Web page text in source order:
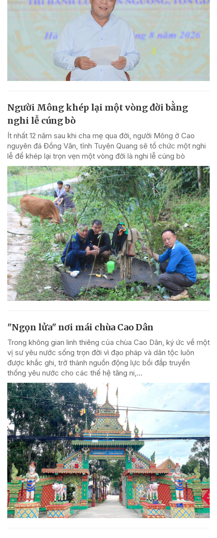
Người Mông khép lại một vòng đời bằng
nghi lễ cúng bò
Ít nhất 12 năm sau khi cha mẹ qua đời, người Mông ở Cao
nguyên đá Đồng Văn, tỉnh Tuyên Quang sẽ tổ chức một nghi
lễ để khép lại trọn vẹn một vòng đời là nghi lễ cúng bò
"Ngọn lửa" nơi mái chùa Cao Dân
Trong không gian linh thiêng của chùa Cao Dân, ký ức về một
vị sư yêu nước sống trọn đời vì đạo pháp và dân tộc luôn
được khắc ghi, trở thành nguồn động lực bồi đắp truyền
thống yêu nước cho các thế hệ tăng ni,...